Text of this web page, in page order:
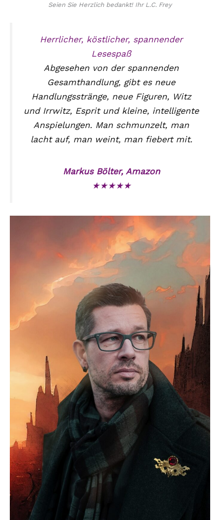
Seien Sie Herzlich bedankt! Ihr L.C. Frey
Herrlicher, köstlicher, spannender
Lesespaß
Abgesehen von der spannenden
Gesamthandlung, gibt es neue
Handlungsstränge, neue Figuren, Witz
und Irrwitz, Esprit und kleine, intelligente
Anspielungen. Man schmunzelt, man
lacht auf, man weint, man fiebert mit.
Markus Bölter, Amazon
★★★★★